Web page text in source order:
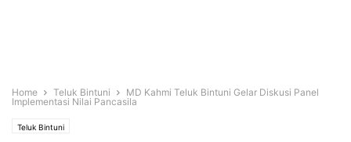
Home Teluk Bintuni
MD Kahmi Teluk Bintuni Gelar Diskusi Panel
Implementasi Nilai Pancasila
Teluk Bintuni